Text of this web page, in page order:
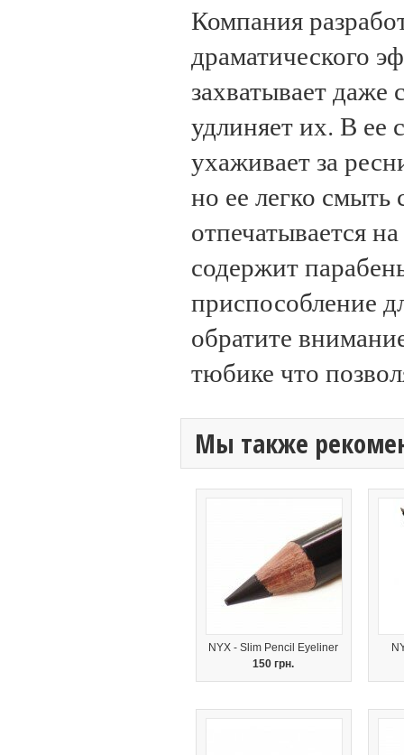
Компания
драматического
захватывает
удлиняет их. В ее
ухаживает за
но ее легко
отпечатывается
содержит
приспособление
обратите
тюбике что
Мы также
NYX - Slim Pencil Eyeliner
150 грн.